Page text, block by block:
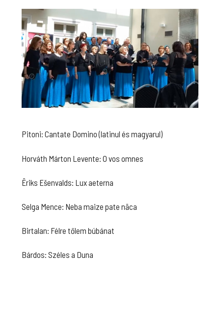
Pitoni: Cantate Domino (latinul és magyarul)
Horváth Márton Levente: O vos omnes
Ēriks Ešenvalds: Lux aeterna
Selga Mence: Neba maize pate nāca
Birtalan: Félre tőlem búbánat
Bárdos: Széles a Duna